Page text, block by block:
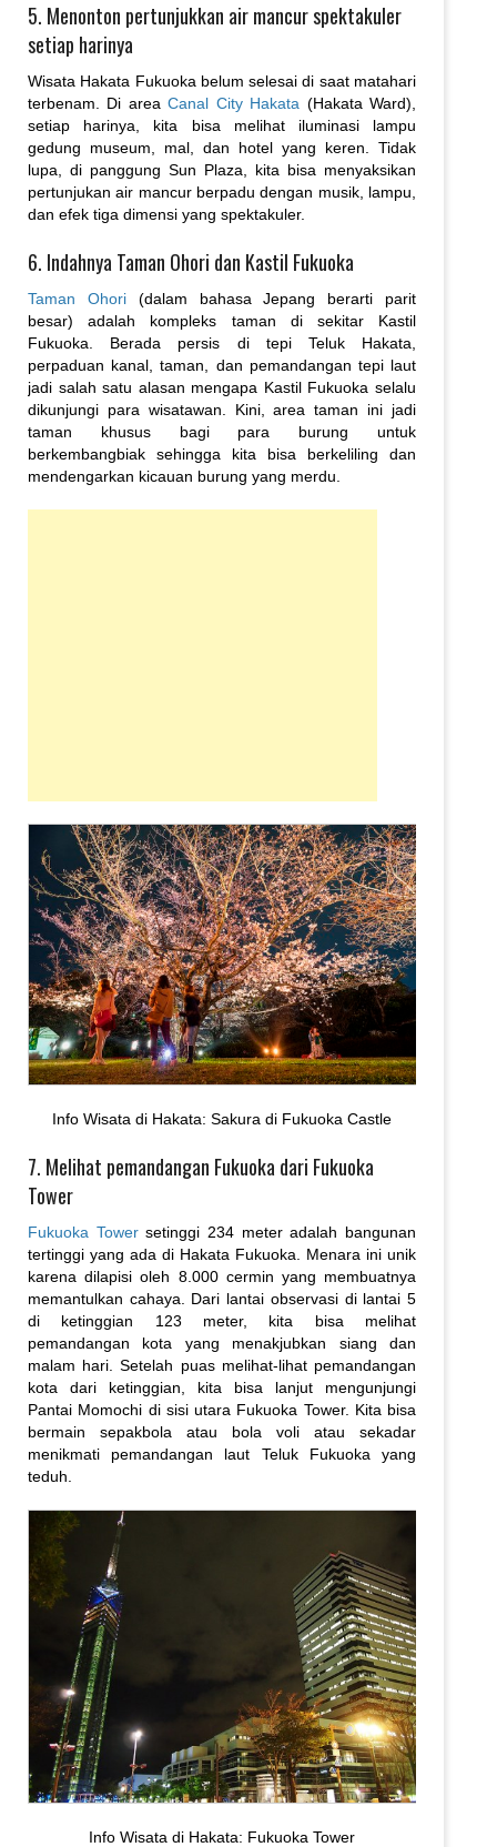
5. Menonton pertunjukkan air mancur spektakuler
setiap harinya
Wisata Hakata Fukuoka belum selesai di saat matahari
terbenam. Di areaCanal City Hakata (Hakata Ward),
setiap harinya, kita bisa melihat iluminasi lampu
gedung museum, mal, dan hotel yang keren. Tidak
lupa, di panggung Sun Plaza, kita bisa menyaksikan
pertunjukan air mancur berpadu dengan musik, lampu,
dan efek tiga dimensi yang spektakuler.
6. Indahnya Taman Ohori dan Kastil Fukuoka
Taman Ohori(dalam bahasa Jepang berarti parit
besar) adalah kompleks taman di sekitar Kastil
Fukuoka. Berada persis di tepi Teluk Hakata,
perpaduan kanal, taman, dan pemandangan tepi laut
jadi salah satu alasan mengapa Kastil Fukuoka selalu
dikunjungi para wisatawan. Kini, area taman ini jadi
taman khusus bagi para burung untuk
berkembangbiak sehingga kita bisa berkeliling dan
mendengarkan kicauan burung yang merdu.
Info Wisata di Hakata: Sakura di Fukuoka Castle
7. Melihat pemandangan Fukuoka dari Fukuoka
Tower
Fukuoka Towersetinggi 234 meter adalah bangunan
tertinggi yang ada di Hakata Fukuoka. Menara ini unik
karena dilapisi oleh 8.000 cermin yang membuatnya
memantulkan cahaya. Dari lantai observasi di lantai 5
di ketinggian 123 meter, kita bisa melihat
pemandangan kota yang menakjubkan siang dan
malam hari. Setelah puas melihat-lihat pemandangan
kota dari ketinggian, kita bisa lanjut mengunjungi
Pantai Momochi di sisi utara Fukuoka Tower. Kita bisa
bermain sepakbola atau bola voli atau sekadar
menikmati pemandangan laut Teluk Fukuoka yang
teduh.
Info Wisata di Hakata: Fukuoka Tower